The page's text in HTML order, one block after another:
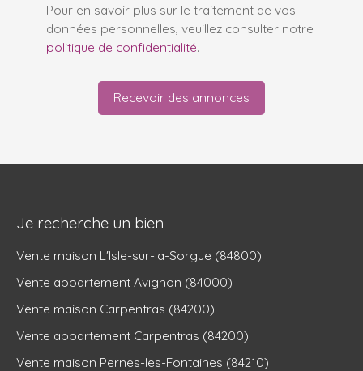
Pour en savoir plus sur le traitement de vos
données personnelles, veuillez consulter notre
politique de confidentialité.
Recevoir des annonces
Je recherche un bien
Vente maison L'Isle-sur-la-Sorgue (84800)
Vente appartement Avignon (84000)
Vente maison Carpentras (84200)
Vente appartement Carpentras (84200)
Vente maison Pernes-les-Fontaines (84210)